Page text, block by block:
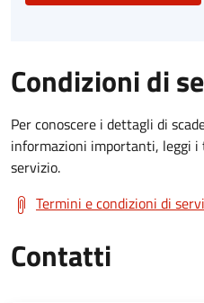
Condizioni di
Per conoscere i dettagli di
informazioni importanti, leggi
servizio.
Termini e condizioni di
Contatti